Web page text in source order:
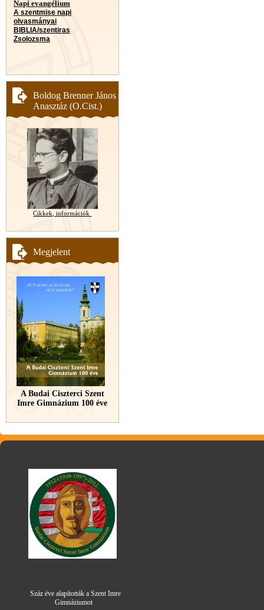
Napi evangélium
A szentmise napi
olvasmányai
BIBLIA/szentiras
Zsolozsma
Boldog Brenner János
Anasztáz (O.Cist.)
Cikkek, információk
Megjelent
A Budai Ciszterci Szent
Imre Gimnázium 100 éve
Száz éve alapították a Szent Imre
Gimnáziumot